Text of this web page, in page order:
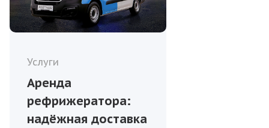
Услуги
Аренда
рефрижератора:
надёжная доставка